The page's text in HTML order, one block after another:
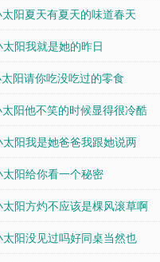
阳夏天有夏天的味道春天
阳我就是她的昨日
阳请你吃没吃过的零食
阳他不笑的时候显得很冷酷
阳我是她爸爸我跟她说两
阳给你看一个秘密
阳方灼不应该是棵风滚草啊
阳没见过吗好同桌当然也